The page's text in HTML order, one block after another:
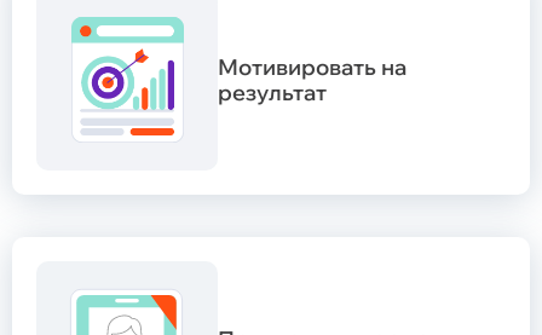
Мотивировать на
результат